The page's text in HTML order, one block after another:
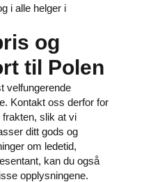
i alle helger i
og
til Polen
velfungerende
Kontakt oss derfor for
slik at vi
ditt gods og
om ledetid,
kan du også
opplysningene.